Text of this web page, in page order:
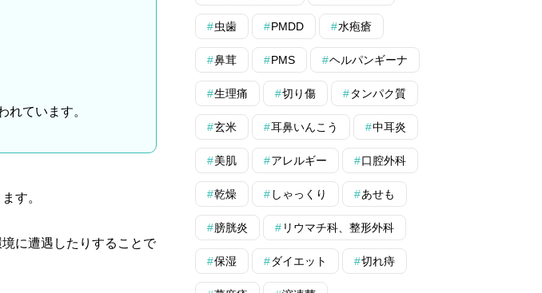
れています。
す。
に遭遇したりすることで
虫歯 PMDD 水疱瘡
鼻茸 PMS ヘルパンギーナ
生理痛 切り傷 タンパク質
玄米 耳鼻いんこう 中耳炎
美肌 アレルギー 口腔外科
乾燥 しゃっくり あせも
膀胱炎 リウマチ科、整形外科
保湿 ダイエット 切れ痔